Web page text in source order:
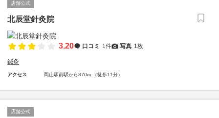
店舗公式
北辰堂針灸院
3.20 口コミ 1件 写真 1枚
鍼灸
アクセス 岡山駅前駅から870m （徒歩11分）
店舗公式